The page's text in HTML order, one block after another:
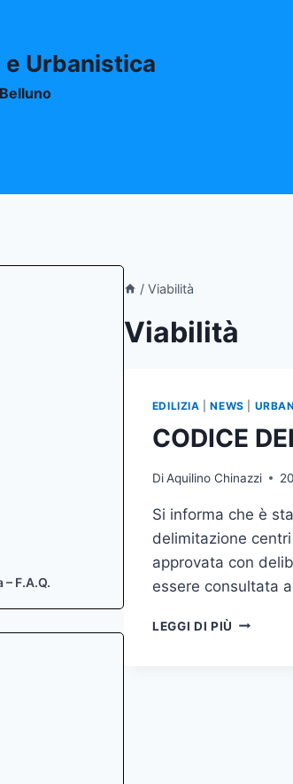
e Urbanistica
/ Viabilità
Viabilità
EDILIZIA |NEWS
CODICE
DiAquilino Chinazzi
Si informa che è
delimitazione
approvata con
essere consultata
LEGGI DI PIÙ CODICE
F.A.Q.